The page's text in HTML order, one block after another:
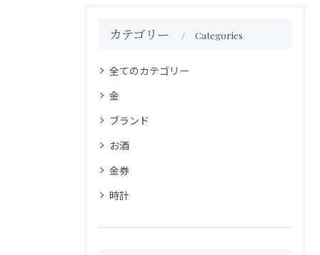
カテゴリー Categories
全てのカテゴリー
金
ブランド
お酒
金券
時計